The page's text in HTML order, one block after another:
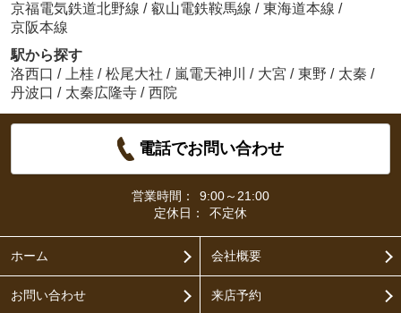
京福電気鉄道北野線 / 叡山電鉄鞍馬線 / 東海道本線 /
京阪本線
駅から探す
洛西口 / 上桂 / 松尾大社 / 嵐電天神川 / 大宮 / 東野 / 太秦 /
丹波口 / 太秦広隆寺 / 西院
電話でお問い合わせ
営業時間：
9:00～21:00
定休日：
不定休
ホーム 会社概要
お問い合わせ 来店予約